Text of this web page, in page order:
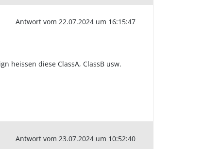
Antwort vom 22.07.2024 um 16:15:47
heissen diese ClassA, ClassB usw.
Antwort vom 23.07.2024 um 10:52:40